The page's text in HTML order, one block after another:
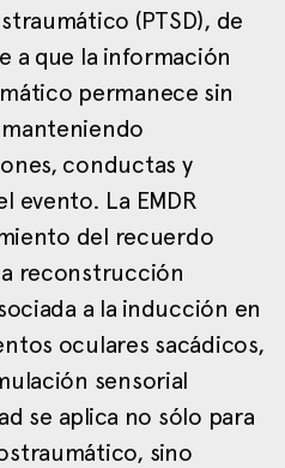
(PTSD), de
a que la información
permanece sin
conductas y
evento. La EMDR
del recuerdo
reconstrucción
a la inducción en
oculares sacádicos,
sensorial
se aplica no sólo para
sino